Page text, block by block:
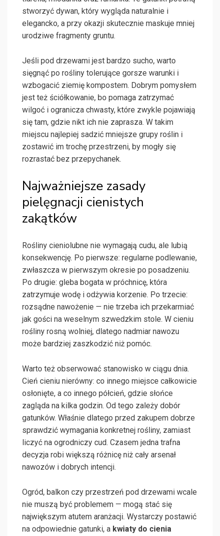
stworzyć dywan, który wygląda naturalnie i
elegancko, a przy okazji skutecznie maskuje mniej
urodziwe fragmenty gruntu.
Jeśli pod drzewami jest bardzo sucho, warto
sięgnąć po rośliny tolerujące gorsze warunki i
wzbogacić ziemię kompostem. Dobrym pomysłem
jest też ściółkowanie, bo pomaga zatrzymać
wilgoć i ogranicza chwasty, które zwykle pojawiają
się tam, gdzie nikt ich nie zaprasza. W takim
miejscu najlepiej sadzić mniejsze grupy roślin i
zostawić im trochę przestrzeni, by mogły się
rozrastać bez przepychanek.
Najważniejsze zasady
pielęgnacji cienistych
zakątków
Rośliny cieniolubne nie wymagają cudu, ale lubią
konsekwencję. Po pierwsze: regularne podlewanie,
zwłaszcza w pierwszym okresie po posadzeniu.
Po drugie: gleba bogata w próchnicę, która
zatrzymuje wodę i odżywia korzenie. Po trzecie:
rozsądne nawożenie — nie trzeba ich przekarmiać
jak gości na weselnym szwedzkim stole. W cieniu
rośliny rosną wolniej, dlatego nadmiar nawozu
może bardziej zaszkodzić niż pomóc.
Warto też obserwować stanowisko w ciągu dnia.
Cień cieniu nierówny: co innego miejsce całkowicie
osłonięte, a co innego półcień, gdzie słońce
zagląda na kilka godzin. Od tego zależy dobór
gatunków. Właśnie dlatego przed zakupem dobrze
sprawdzić wymagania konkretnej rośliny, zamiast
liczyć na ogrodniczy cud. Czasem jedna trafna
decyzja robi większą różnicę niż cały arsenał
nawozów i dobrych intencji.
Ogród, balkon czy przestrzeń pod drzewami wcale
nie muszą być problemem — mogą stać się
największym atutem aranżacji. Wystarczy postawić
na odpowiednie gatunki, a kwiaty do cienia